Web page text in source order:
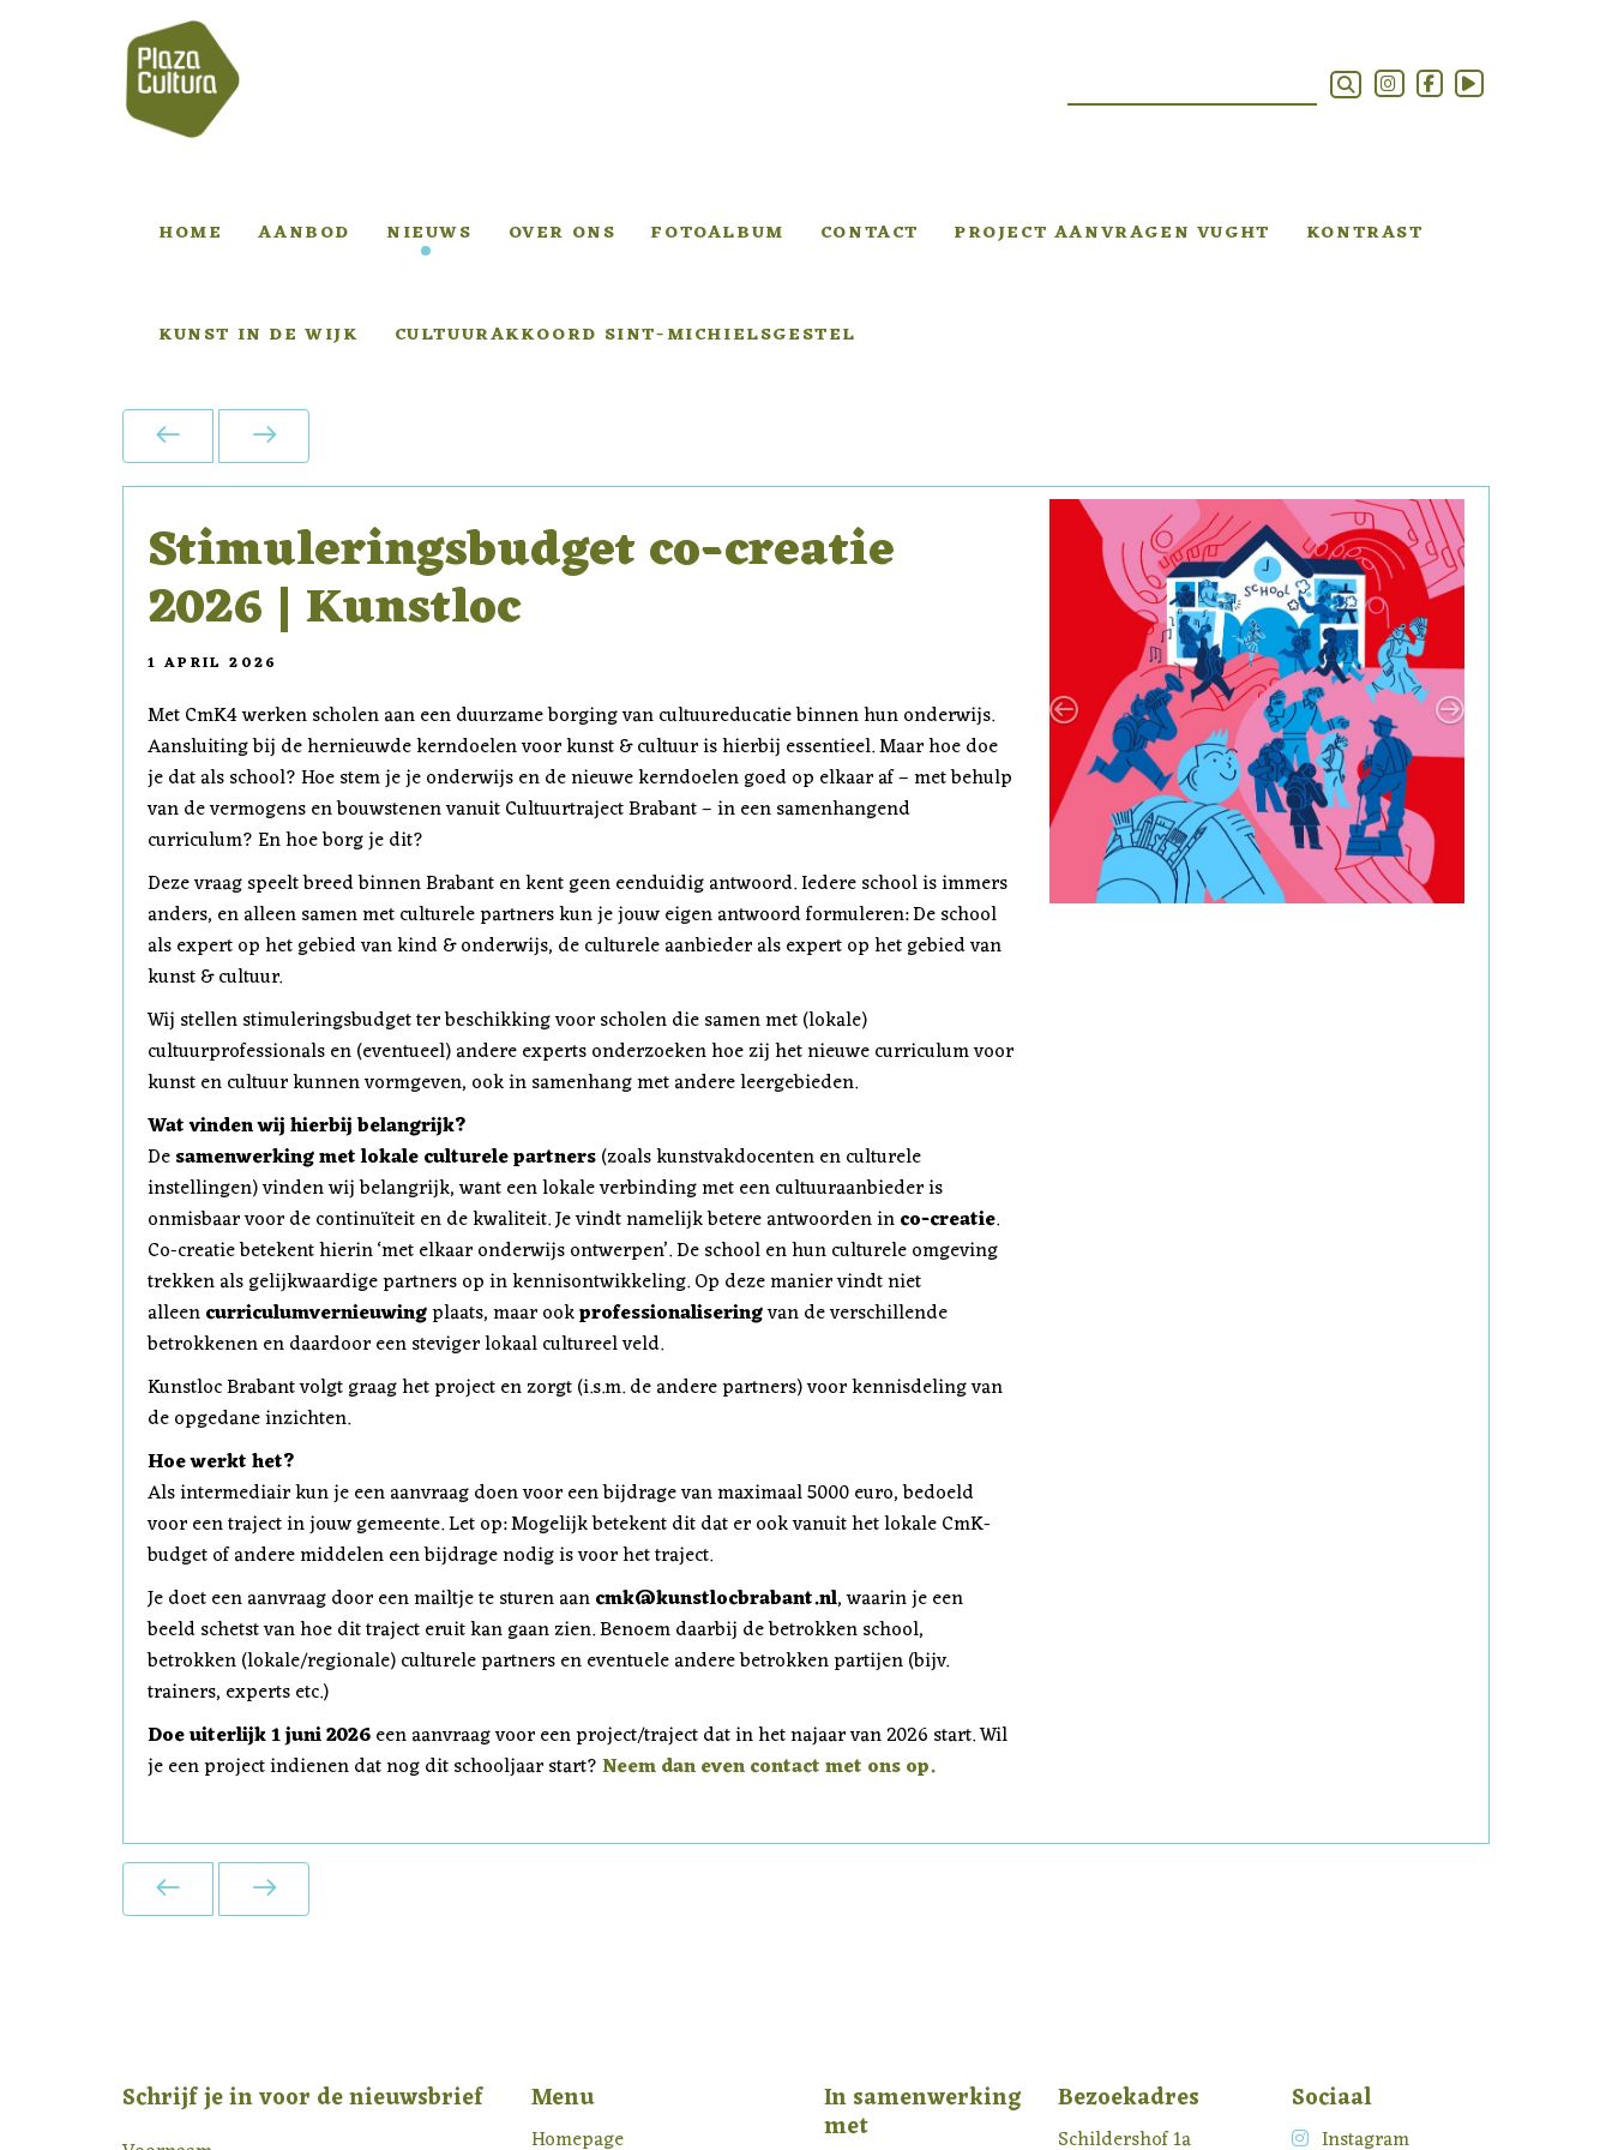
HOME AANBOD NIEUWS OVER ONS FOTOALBUM CONTACT PROJECT AANVRAGEN VUGHT KONTRAST
KUNST IN DE WIJK CULTUURAKKOORD SINT-MICHIELSGESTEL
Stimuleringsbudget co-creatie
2026 | Kunstloc
1 APRIL 2026
Met CmK4 werken scholen aan een duurzame borging van cultuureducatie binnen hun onderwijs.
Aansluiting bij de hernieuwde kerndoelen voor kunst & cultuur is hierbij essentieel. Maar hoe doe
je dat als school? Hoe stem je je onderwijs en de nieuwe kerndoelen goed op elkaar af – met behulp
van de vermogens en bouwstenen vanuit Cultuurtraject Brabant – in een samenhangend
curriculum? En hoe borg je dit?
Deze vraag speelt breed binnen Brabant en kent geen eenduidig antwoord. Iedere school is immers
anders, en alleen samen met culturele partners kun je jouw eigen antwoord formuleren: De school
als expert op het gebied van kind & onderwijs, de culturele aanbieder als expert op het gebied van
kunst & cultuur.
Wij stellen stimuleringsbudget ter beschikking voor scholen die samen met (lokale)
cultuurprofessionals en (eventueel) andere experts onderzoeken hoe zij het nieuwe curriculum voor
kunst en cultuur kunnen vormgeven, ook in samenhang met andere leergebieden.
Wat vinden wij hierbij belangrijk?
Desamenwerking met lokale culturele partners(zoals kunstvakdocenten en culturele
instellingen) vinden wij belangrijk, want een lokale verbinding met een cultuuraanbieder is
onmisbaar voor de continuïteit en de kwaliteit. Je vindt namelijk betere antwoorden inco-creatie.
Co-creatie betekent hierin ‘met elkaar onderwijs ontwerpen’. De school en hun culturele omgeving
trekken als gelijkwaardige partners op in kennisontwikkeling. Op deze manier vindt niet
alleencurriculumvernieuwingplaats, maar ookprofessionaliseringvan de verschillende
betrokkenen en daardoor een steviger lokaal cultureel veld.
Kunstloc Brabant volgt graag het project en zorgt (i.s.m. de andere partners) voor kennisdeling van
de opgedane inzichten.
Hoe werkt het?
Als intermediair kun je een aanvraag doen voor een bijdrage van maximaal 5000 euro, bedoeld
voor een traject in jouw gemeente. Let op: Mogelijk betekent dit dat er ook vanuit het lokale CmK-
budget of andere middelen een bijdrage nodig is voor het traject.
Je doet een aanvraag door een mailtje te sturen aancmk@kunstlocbrabant.nl, waarin je een
beeld schetst van hoe dit traject eruit kan gaan zien. Benoem daarbij de betrokken school,
betrokken (lokale/regionale) culturele partners en eventuele andere betrokken partijen (bijv.
trainers, experts etc.)
Doe uiterlijk 1 juni 2026een aanvraag voor een project/traject dat in het najaar van 2026 start. Wil
je een project indienen dat nog dit schooljaar start?Neem dan even contact met ons op.
Previous Next
Schrijf je in voor de nieuwsbrief Menu
Homepage
In samenwerking
met
Bezoekadres
Schildershof 1a
Sociaal
Instagram